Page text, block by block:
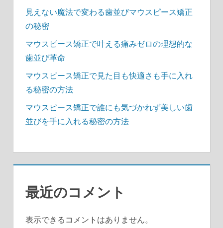
見えない魔法で変わる歯並びマウスピース矯正
の秘密
マウスピース矯正で叶える痛みゼロの理想的な
歯並び革命
マウスピース矯正で見た目も快適さも手に入れ
る秘密の方法
マウスピース矯正で誰にも気づかれず美しい歯
並びを手に入れる秘密の方法
最近のコメント
表示できるコメントはありません。